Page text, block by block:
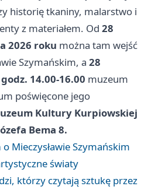
historię tkaniny, malarstwo i
z materiałem. Od 28
2026 roku można tam wejść
Szymańskim, a 28
14.00-16.00 muzeum
poświęcone jego
Kultury Kurpiowskiej
Bema 8.
Mieczysławie Szymańskim
światy
którzy czytają sztukę przez